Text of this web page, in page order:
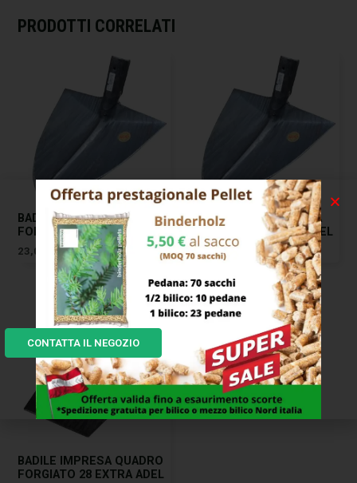
PRODOTTI CORRELATI
BADILE IMPRESA PUNTA
FORGIATO 30 EXTRA ADEL
23,00
BADILE IMPRESA PUNTA
FORGIATO 32 EXTRA ADEL
25,00 €
BADILE IMPRESA QUADRO
FORGIATO 28 EXTRA ADEL
CONTATTA IL NEGOZIO